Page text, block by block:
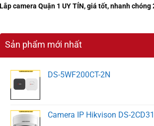
Lắp camera Quận 1 UY TÍN, giá tốt, nhanh chóng
Sản phẩm mới nhất
DS-5WF200CT-2N
Camera IP Hikvison DS-